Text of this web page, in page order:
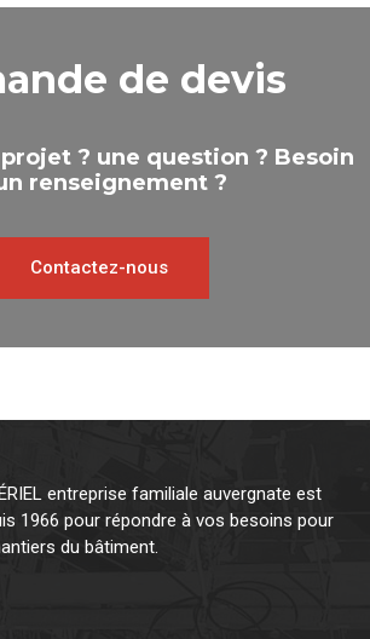
de devis
? une question ? Besoin
renseignement ?
Contactez-nous
entreprise familiale auvergnate est
1966 pour répondre à vos besoins pour
du bâtiment.